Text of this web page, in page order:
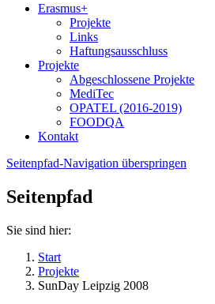
Erasmus+
Projekte
Links
Haftungsausschluss
Projekte
Abgeschlossene Projekte
MediTec
OPATEL (2016-2019)
FOODQA
Kontakt
Seitenpfad-Navigation überspringen
Seitenpfad
Sie sind hier:
Start
Projekte
SunDay Leipzig 2008